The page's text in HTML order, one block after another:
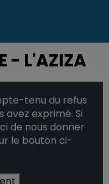
- L'AZIZA
tenu du refus
avez exprimé. Si
de nous donner
le bouton ci-